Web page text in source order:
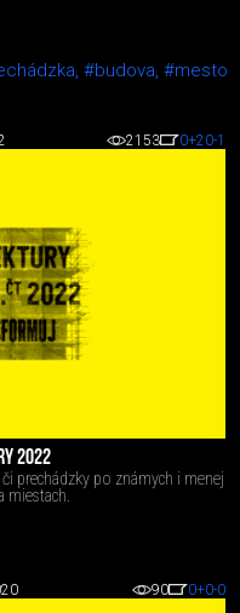
#budova, #mesto
2153 0+20-1
2022
prechádzky po známych i menej
miestach.
90 0+0-0